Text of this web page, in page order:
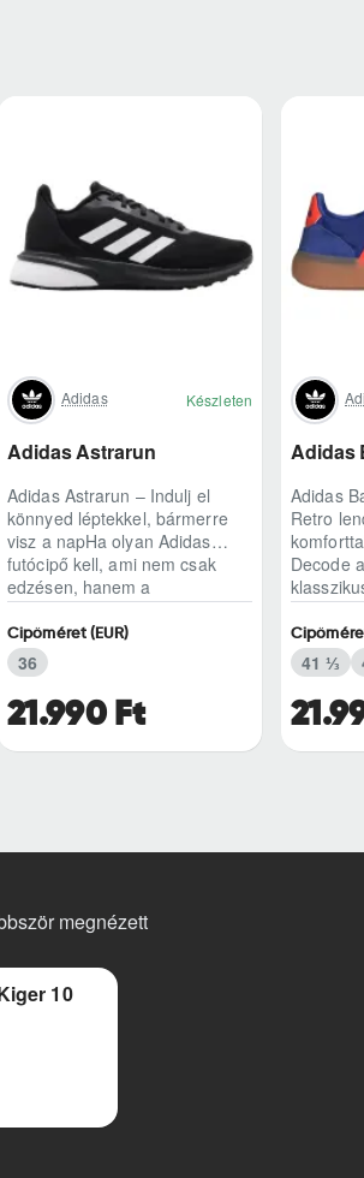
Adidas Készleten
Adidas Astrarun
Adidas Astrarun – Indulj el
könnyed léptekkel, bármerre
visz a napHa olyan Adidas
futócipő kell, ami nem csak
edzésen, hanem a
hétköznapokban is kénye..
21.990 Ft
Cipőméret (EUR)
36
Adidas
Adidas
Retro
Decode
modern,
41 ⅓
megnézett
10